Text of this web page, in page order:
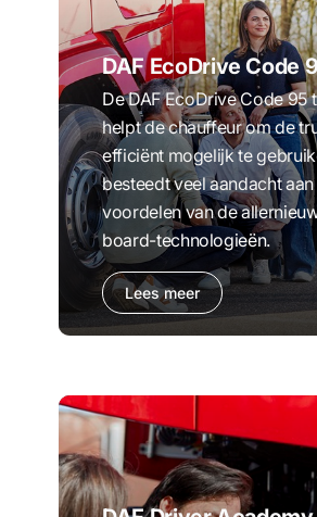
DAF EcoDrive Code
De DAF EcoDrive Code 95
helpt de chauffeur om de
efficiënt mogelijk te
besteedt veel aandacht
voordelen van de
board-technologieën.
Lees meer